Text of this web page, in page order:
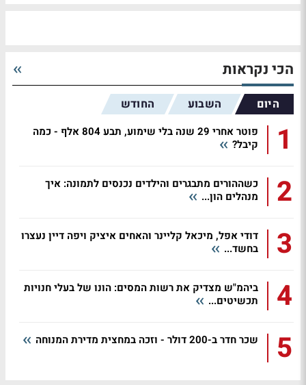
הכי נקראות
היום השבוע החודש
1
פוטר אחרי 29 שנה בלי שימוע, תבע 804 אלף - כמה
קיבל?
2
כשההורים מתבגרים והילדים נכנסים לתמונה: איך
מנהלים הון...
3
דודי אפל, מיכאל קליינר והאחים איציק ויפה דיין נעצרו
בחשד...
4
ביהמ"ש מצדיק את רשות המסים: הונו של בעלי חנויות
תכשיטים...
5 שכר חדר ב-200 דולר - וזכה במחצית מדירת המנוחה